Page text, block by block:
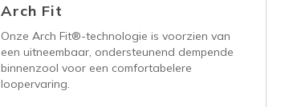
Arch Fit
Onze Arch Fit®-technologie is voorzien van
een uitneembaar, ondersteunend dempende
binnenzool voor een comfortabelere
loopervaring.